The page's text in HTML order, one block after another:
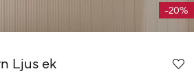
-20%
Ljus ek